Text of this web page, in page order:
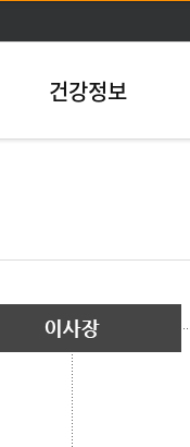
본문바로가기
건강정보